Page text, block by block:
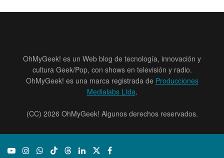
OhMyGeek! es un Web blog de tecnología, innovación y
cultura Geek/Pop, con shows en televisión y radio.
OhMyGeek! es una marca registrada de Producciones
Medialabs Ltda.
(CC) 2026 OhMyGeek! Algunos derechos reservados.